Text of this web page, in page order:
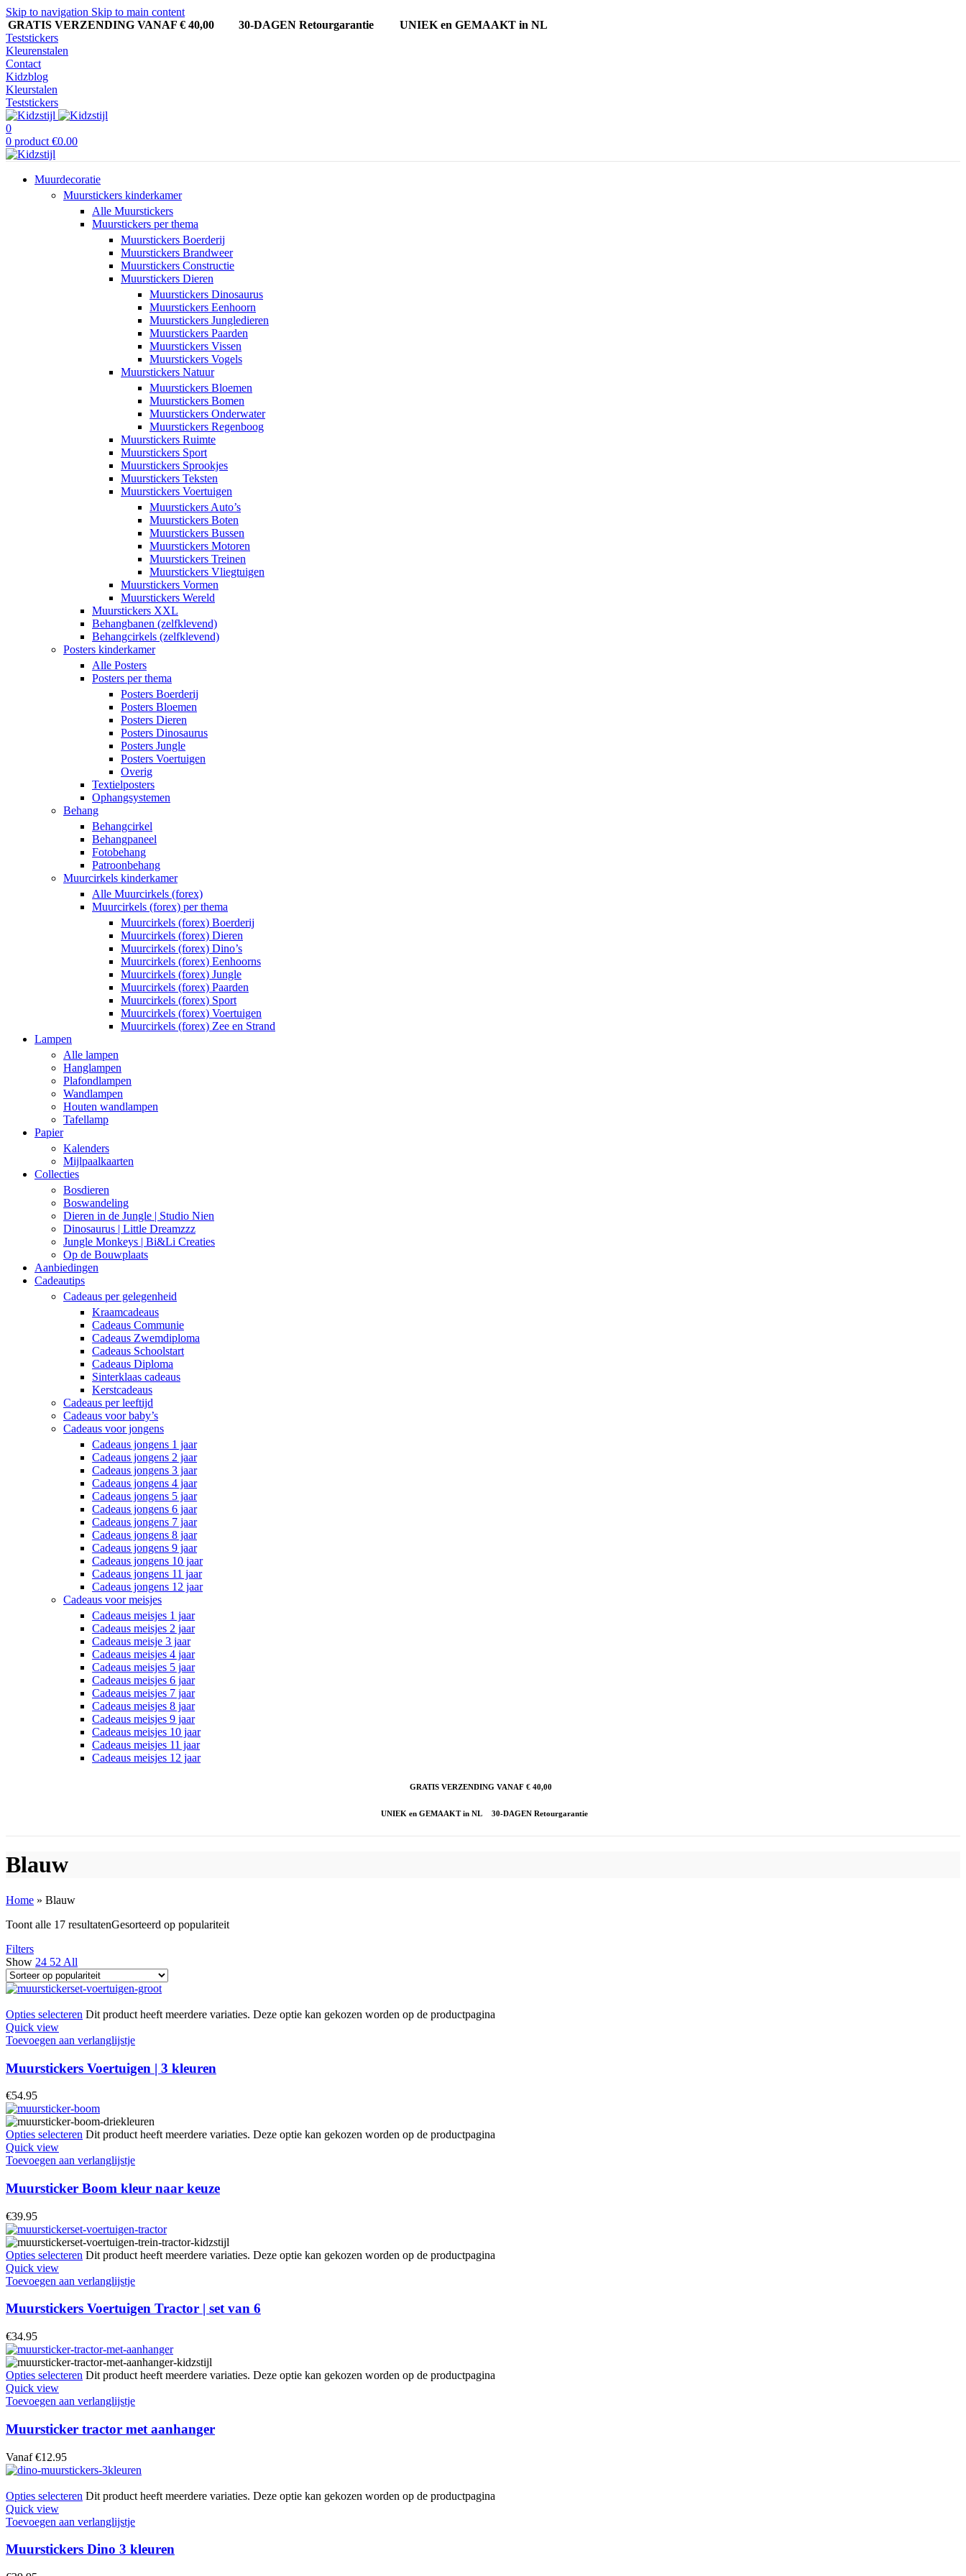
Skip to navigation Skip to main content
GRATIS VERZENDING VANAF € 40,00
30-DAGEN Retourgarantie UNIEK en GEMAAKT in NL
Teststickers
Kleurenstalen
Contact
Kidzblog
Kleurstalen
Teststickers
0
0 product €0.00
Muurdecoratie
Muurstickers kinderkamer
Alle Muurstickers
Muurstickers per thema
Muurstickers Boerderij
Muurstickers Brandweer
Muurstickers Constructie
Muurstickers Dieren
Muurstickers Dinosaurus
Muurstickers Eenhoorn
Muurstickers Jungledieren
Muurstickers Paarden
Muurstickers Vissen
Muurstickers Vogels
Muurstickers Natuur
Muurstickers Bloemen
Muurstickers Bomen
Muurstickers Onderwater
Muurstickers Regenboog
Muurstickers Ruimte
Muurstickers Sport
Muurstickers Sprookjes
Muurstickers Teksten
Muurstickers Voertuigen
Muurstickers Auto’s
Muurstickers Boten
Muurstickers Bussen
Muurstickers Motoren
Muurstickers Treinen
Muurstickers Vliegtuigen
Muurstickers Vormen
Muurstickers Wereld
Muurstickers XXL
Behangbanen (zelfklevend)
Behangcirkels (zelfklevend)
Posters kinderkamer
Alle Posters
Posters per thema
Posters Boerderij
Posters Bloemen
Posters Dieren
Posters Dinosaurus
Posters Jungle
Posters Voertuigen
Overig
Textielposters
Ophangsystemen
Behang
Behangcirkel
Behangpaneel
Fotobehang
Patroonbehang
Muurcirkels kinderkamer
Alle Muurcirkels (forex)
Muurcirkels (forex) per thema
Muurcirkels (forex) Boerderij
Muurcirkels (forex) Dieren
Muurcirkels (forex) Dino’s
Muurcirkels (forex) Eenhoorns
Muurcirkels (forex) Jungle
Muurcirkels (forex) Paarden
Muurcirkels (forex) Sport
Muurcirkels (forex) Voertuigen
Muurcirkels (forex) Zee en Strand
Lampen
Alle lampen
Hanglampen
Plafondlampen
Wandlampen
Houten wandlampen
Tafellamp
Papier
Kalenders
Mijlpaalkaarten
Collecties
Bosdieren
Boswandeling
Dieren in de Jungle | Studio Nien
Dinosaurus | Little Dreamzzz
Jungle Monkeys | Bi&Li Creaties
Op de Bouwplaats
Aanbiedingen
Cadeautips
Cadeaus per gelegenheid
Kraamcadeaus
Cadeaus Communie
Cadeaus Zwemdiploma
Cadeaus Schoolstart
Cadeaus Diploma
Sinterklaas cadeaus
Kerstcadeaus
Cadeaus per leeftijd
Cadeaus voor baby’s
Cadeaus voor jongens
Cadeaus jongens 1 jaar
Cadeaus jongens 2 jaar
Cadeaus jongens 3 jaar
Cadeaus jongens 4 jaar
Cadeaus jongens 5 jaar
Cadeaus jongens 6 jaar
Cadeaus jongens 7 jaar
Cadeaus jongens 8 jaar
Cadeaus jongens 9 jaar
Cadeaus jongens 10 jaar
Cadeaus jongens 11 jaar
Cadeaus jongens 12 jaar
Cadeaus voor meisjes
Cadeaus meisjes 1 jaar
Cadeaus meisjes 2 jaar
Cadeaus meisje 3 jaar
Cadeaus meisjes 4 jaar
Cadeaus meisjes 5 jaar
Cadeaus meisjes 6 jaar
Cadeaus meisjes 7 jaar
Cadeaus meisjes 8 jaar
Cadeaus meisjes 9 jaar
Cadeaus meisjes 10 jaar
Cadeaus meisjes 11 jaar
Cadeaus meisjes 12 jaar
GRATIS VERZENDING VANAF € 40,00
UNIEK en GEMAAKT in NL 30-DAGEN Retourgarantie
Blauw
Home » Blauw
Toont alle 17 resultatenGesorteerd op populariteit
Filters
Show 24 52 All
Opties selecteren Dit product heeft meerdere variaties. Deze optie kan gekozen worden op de productpagina
Quick view
Toevoegen aan verlanglijstje
Muurstickers Voertuigen | 3 kleuren
€54.95
Opties selecteren Dit product heeft meerdere variaties. Deze optie kan gekozen worden op de productpagina
Quick view
Toevoegen aan verlanglijstje
Muursticker Boom kleur naar keuze
€39.95
Opties selecteren Dit product heeft meerdere variaties. Deze optie kan gekozen worden op de productpagina
Quick view
Toevoegen aan verlanglijstje
Muurstickers Voertuigen Tractor | set van 6
€34.95
Opties selecteren Dit product heeft meerdere variaties. Deze optie kan gekozen worden op de productpagina
Quick view
Toevoegen aan verlanglijstje
Muursticker tractor met aanhanger
Vanaf €12.95
Opties selecteren Dit product heeft meerdere variaties. Deze optie kan gekozen worden op de productpagina
Quick view
Toevoegen aan verlanglijstje
Muurstickers Dino 3 kleuren